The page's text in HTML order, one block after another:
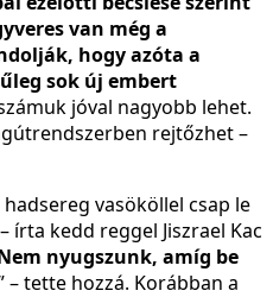
van még a
hogy azóta a
sok új embert
jóval nagyobb lehet.
rejtőzhet –
vasököllel csap le
kedd reggel Jiszrael Kac
nyugszunk, amíg be
– tette hozzá. Korábban a